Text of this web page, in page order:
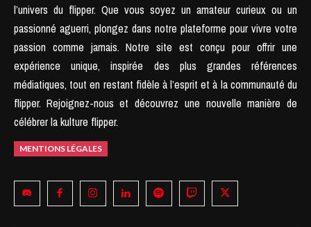
l’univers du flipper. Que vous soyez un amateur curieux ou un
passionné aguerri, plongez dans notre plateforme pour vivre votre
passion comme jamais. Notre site est conçu pour offrir une
expérience unique, inspirée des plus grandes références
médiatiques, tout en restant fidèle à l’esprit et à la communauté du
flipper. Rejoignez-nous et découvrez une nouvelle manière de
célébrer la kulture flipper.
MENTIONS LÉGALES